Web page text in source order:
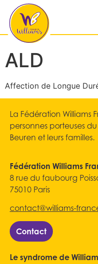
ALD
Affection de Longue
La Fédération
personnes porteuses
Beuren et leurs familles.
Fédération Williams
8 rue du faubourg
75010 Paris
contact@williams-
Contact
Le syndrome de